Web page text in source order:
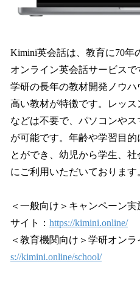
Kimini英会話は、教育に70年
オンライン英会話サービスで
学研の長年の教材開発ノウ
高い教材が特徴です。レッ
などは不要で、パソコンや
が可能です。年齢や学習目
とができ、幼児から学生、
にご利用いただいております
＜一般向け＞キャンペーン
サイト： https://kimini.online/
＜教育機関向け＞学研オンラ
s://kimini.online/school/